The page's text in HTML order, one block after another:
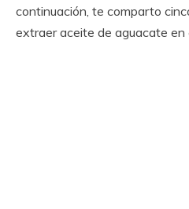
continuación, te comparto
extraer aceite de aguacate en